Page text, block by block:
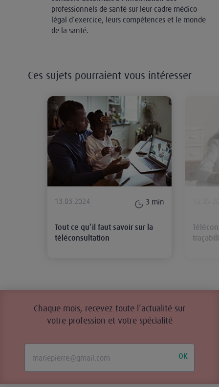
professionnels de santé sur leur cadre médico-
légal d’exercice, leurs compétences et le monde
de la santé.
Ces sujets pourraient vous intéresser
Tout ce qu’il faut savoir sur la
13.03.2024 3 min
Tout ce qu’il faut savoir sur la
téléconsultation
Chaque mois, recevez toute l’actualité sur
votre profession et votre spécialité
OK